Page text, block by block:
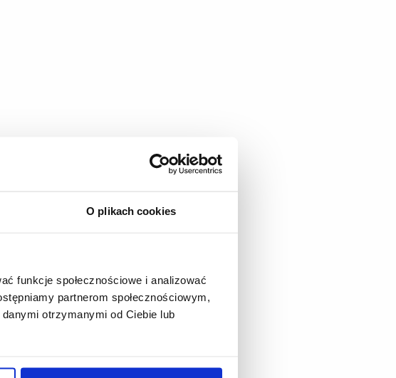
O plikach cookies
funkcje społecznościowe i analizować
partnerom społecznościowym,
otrzymanymi od Ciebie lub